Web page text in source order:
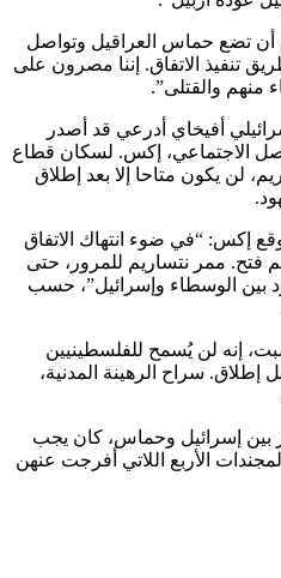
أن تضع حماس العراقيل وتواصل
تنفيذ الاتفاق. إننا مصرون على
منهم والقتلى”.
أفيخاي أدرعي قد أصدر
الاجتماعي، إكس. لسكان قطاع
لن يكون متاحا إلا بعد إطلاق
إكس: “في ضوء انتهاك الاتفاق
فتح. ممر نتساريم للمرور، حتى
بين الوسطاء وإسرائيل”، حسب
إنه لن يُسمح للفلسطينيين
سراح الرهينة المدنية،
بين إسرائيل وحماس، كان يجب
الأربع اللاتي أفرجت عنهن